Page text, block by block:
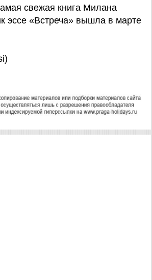
свежая книга Милана
эссе «Встреча» вышла в марте